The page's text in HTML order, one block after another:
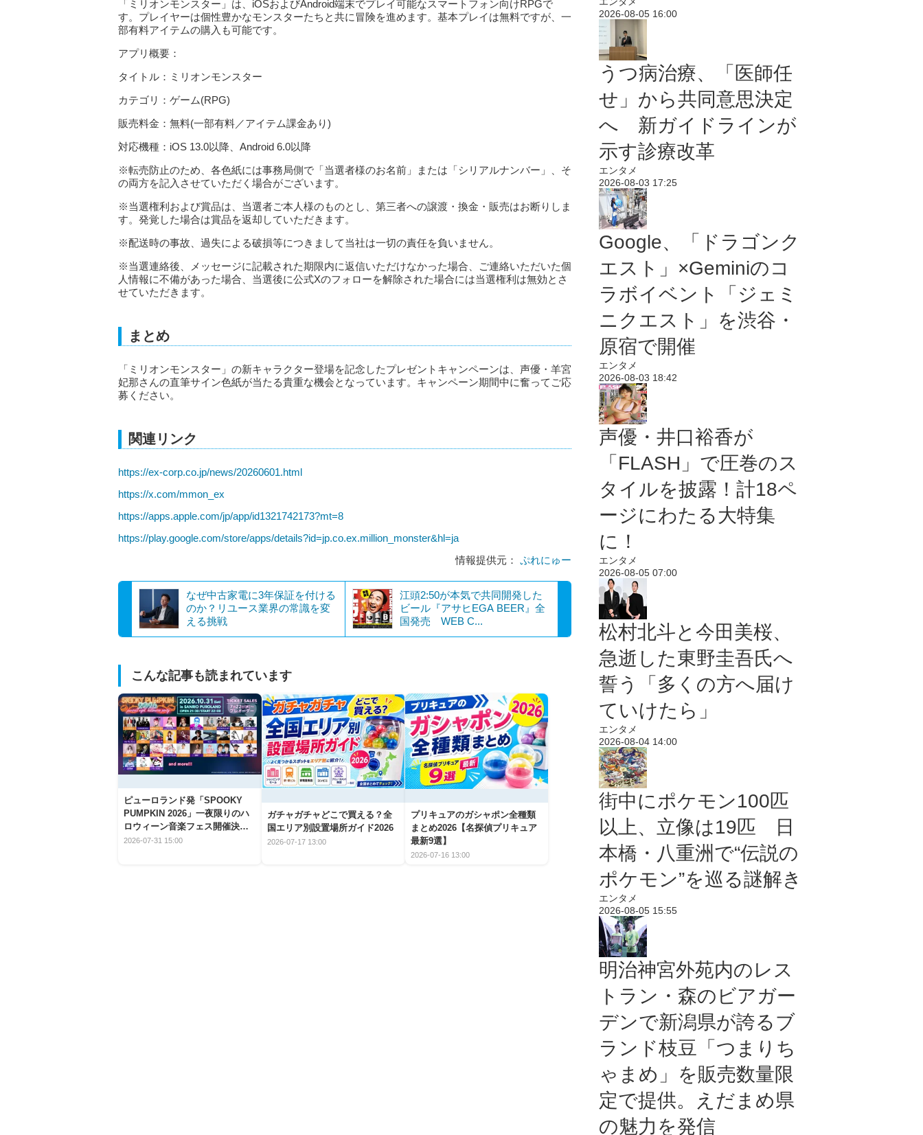
「ミリオンモンスター」は、iOSおよびAndroid端末でプレイ可能なスマートフォン向けRPGで
す。プレイヤーは個性豊かなモンスターたちと共に冒険を進めます。基本プレイは無料ですが、一
部有料アイテムの購入も可能です。
アプリ概要：
タイトル：ミリオンモンスター
カテゴリ：ゲーム(RPG)
販売料金：無料(一部有料／アイテム課金あり)
対応機種：iOS 13.0以降、Android 6.0以降
※転売防止のため、各色紙には事務局側で「当選者様のお名前」または「シリアルナンバー」、そ
の両方を記入させていただく場合がございます。
※当選権利および賞品は、当選者ご本人様のものとし、第三者への譲渡・換金・販売はお断りしま
す。発覚した場合は賞品を返却していただきます。
※配送時の事故、過失による破損等につきまして当社は一切の責任を負いません。
※当選連絡後、メッセージに記載された期限内に返信いただけなかった場合、ご連絡いただいた個
人情報に不備があった場合、当選後に公式Xのフォローを解除された場合には当選権利は無効とさ
せていただきます。
まとめ
「ミリオンモンスター」の新キャラクター登場を記念したプレゼントキャンペーンは、声優・羊宮
妃那さんの直筆サイン色紙が当たる貴重な機会となっています。キャンペーン期間中に奮ってご応
募ください。
関連リンク
https://ex-corp.co.jp/news/20260601.html
https://x.com/mmon_ex
https://apps.apple.com/jp/app/id1321742173?mt=8
https://play.google.com/store/apps/details?id=jp.co.ex.million_monster&hl=ja
情報提供元： ぷれにゅー
なぜ中古家電に3年保証を付ける
のか？リユース業界の常識を変
える挑戦
江頭2:50が本気で共同開発した
ビール『アサヒEGA BEER』全
国発売 WEB C...
こんな記事も読まれています
ピューロランド発「SPOOKY
PUMPKIN 2026」一夜限りのハ
ロウィーン音楽フェス開催決
定！
2026-07-31 15:00
ガチャガチャどこで買える？全
国エリア別設置場所ガイド2026
2026-07-17 13:00
プリキュアのガシャポン全種類
まとめ2026【名探偵プリキュア
最新9選】
2026-07-16 13:00
2026-08-05 16:00
うつ病治療、「医師任
せ」から共同意思決定
へ 新ガイドラインが
示す診療改革
エンタメ
2026-08-03 17:25
Google、「ドラゴンク
エスト」×Geminiのコ
ラボイベント「ジェミ
ニクエスト」を渋谷・
原宿で開催
エンタメ
2026-08-03 18:42
声優・井口裕香が
「FLASH」で圧巻のス
タイルを披露！計18ペ
ージにわたる大特集
に！
エンタメ
2026-08-05 07:00
松村北斗と今田美桜、
急逝した東野圭吾氏へ
誓う「多くの方へ届け
ていけたら」
エンタメ
2026-08-04 14:00
街中にポケモン100匹
以上、立像は19匹 日
本橋・八重洲で“伝説の
ポケモン”を巡る謎解き
エンタメ
2026-08-05 15:55
明治神宮外苑内のレス
トラン・森のビアガー
デンで新潟県が誇るブ
ランド枝豆「つまりち
ゃまめ」を販売数量限
定で提供。えだまめ県
の魅力を発信